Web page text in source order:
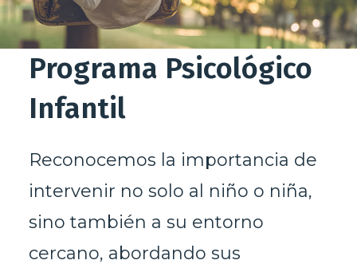
Programa Psicológico
Infantil
Reconocemos la importancia de
intervenir no solo al niño o niña,
sino también a su entorno
cercano, abordando sus